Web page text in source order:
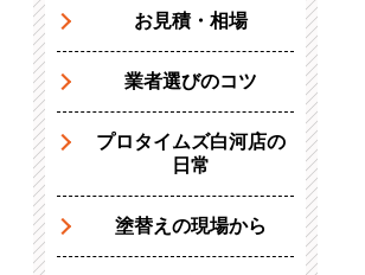
お見積・相場
業者選びのコツ
プロタイムズ白河店の
日常
塗替えの現場から